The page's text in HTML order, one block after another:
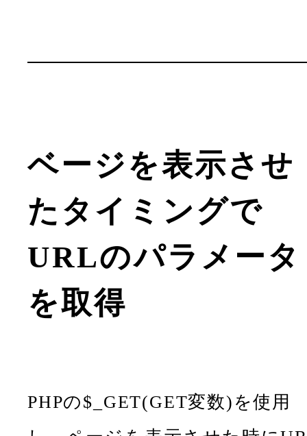
ベージを表示させ
たタイミングで
URLのパラメータ
を取得
PHPの$_GET(GET変数)を使用